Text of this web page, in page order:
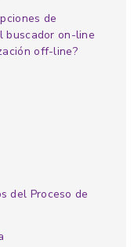
de
buscador on-line
off-line?
del Proceso de